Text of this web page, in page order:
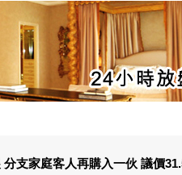
支家庭客人再購入一伙 議價